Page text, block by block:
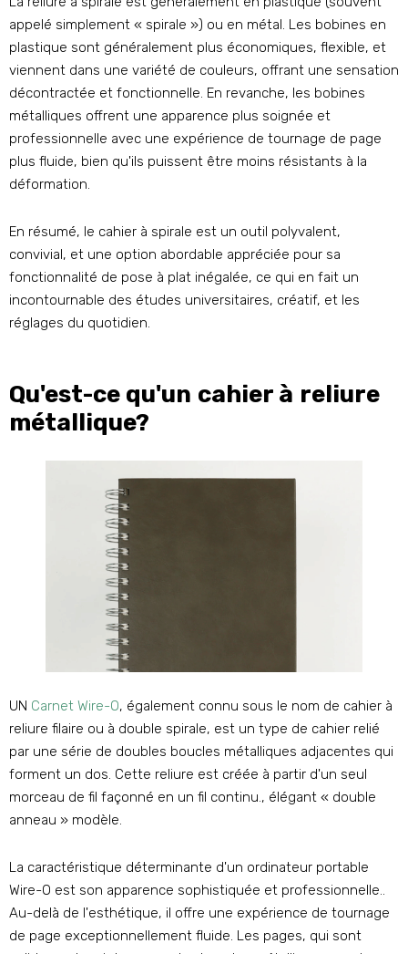
appelé simplement « spirale ») ou en métal. Les bobines en
plastique sont généralement plus économiques, flexible, et
viennent dans une variété de couleurs, offrant une sensation
décontractée et fonctionnelle. En revanche, les bobines
métalliques offrent une apparence plus soignée et
professionnelle avec une expérience de tournage de page
plus fluide, bien qu'ils puissent être moins résistants à la
déformation.
En résumé, le cahier à spirale est un outil polyvalent,
convivial, et une option abordable appréciée pour sa
fonctionnalité de pose à plat inégalée, ce qui en fait un
incontournable des études universitaires, créatif, et les
réglages du quotidien.
Qu'est-ce qu'un cahier à reliure
métallique?
UN Carnet Wire-O, également connu sous le nom de cahier à
reliure filaire ou à double spirale, est un type de cahier relié
par une série de doubles boucles métalliques adjacentes qui
forment un dos. Cette reliure est créée à partir d'un seul
morceau de fil façonné en un fil continu., élégant « double
anneau » modèle.
La caractéristique déterminante d'un ordinateur portable
Wire-O est son apparence sophistiquée et professionnelle..
Au-delà de l'esthétique, il offre une expérience de tournage
de page exceptionnellement fluide. Les pages, qui sont